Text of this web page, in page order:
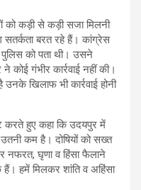
को कड़ी से कड़ी सजा मिलनी
सतर्कता बरत रहे हैं। कांग्रेस
को पता थी। उसने
गंभीर कार्रवाई नहीं की।
खिलाफ भी कार्रवाई होनी
करते हुए कहा क‍ि उदयपुर में
कम है। दोषियों को सख्त
नफरत, घृणा व हिंसा फैलाने
हमें मिलकर शांति व अहिंसा